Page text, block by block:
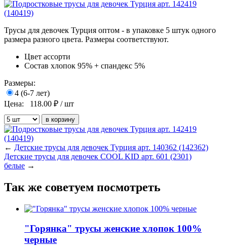
Трусы для девочек Турция оптом - в упаковке 5 штук одного
размера разного цвета. Размеры соответствуют.
Цвет ассорти
Состав хлопок 95% + спандекс 5%
Размеры:
4 (6-7 лет)
Цена:
118.00 ₽ / шт
← Детские трусы для девочек Турция арт. 140362 (142362)
Детские трусы для девочек COOL KID арт. 601 (2301)
белые →
Так же советуем посмотреть
"Горянка" трусы женские хлопок 100%
черные